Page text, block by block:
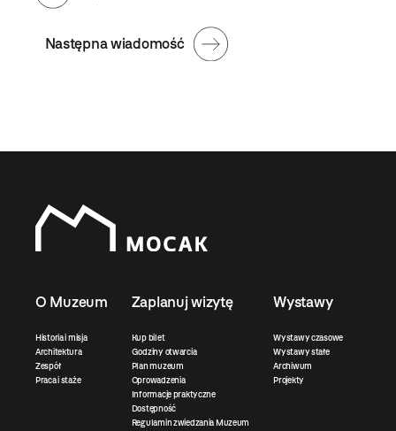
Następna wiadomość
O Muzeum
Historia i misja
Architektura
Zespół
Praca i staże
Zaplanuj wizytę
Kup bilet
Godziny otwarcia
Plan muzeum
Oprowadzenia
Informacje praktyczne
Dostępność
Regulamin zwiedzania Muzeum
Wystawy
Wystawy czasowe
Wystawy stałe
Archiwum
Projekty